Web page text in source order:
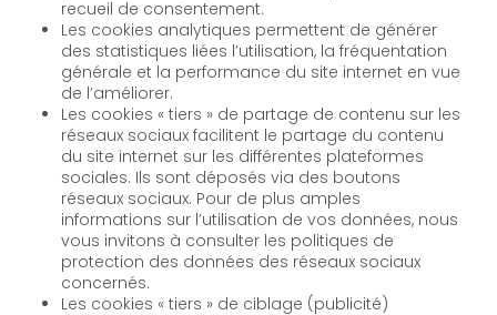
recueil de consentement.
Les cookies analytiques permettent de générer
des statistiques liées l’utilisation, la fréquentation
générale et la performance du site internet en vue
de l’améliorer.
Les cookies « tiers » de partage de contenu sur les
réseaux sociaux facilitent le partage du contenu
du site internet sur les différentes plateformes
sociales. Ils sont déposés via des boutons
réseaux sociaux. Pour de plus amples
informations sur l’utilisation de vos données, nous
vous invitons à consulter les politiques de
protection des données des réseaux sociaux
concernés.
Les cookies « tiers » de ciblage (publicité)